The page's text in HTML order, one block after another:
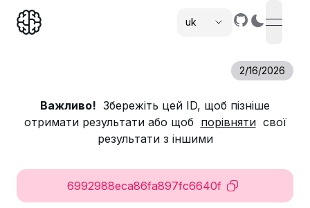
uk
open
2/16/2026
Важливо! Збережіть цей ID, щоб пізніше
отримати результати або щоб порівняти свої
результати з іншими
6992988eca86fa897fc6640f